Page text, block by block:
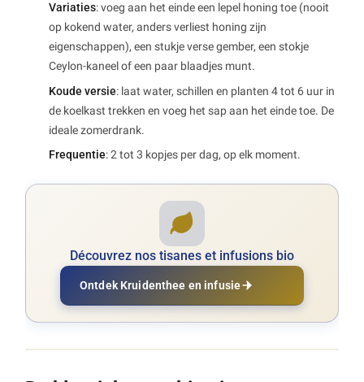
Variaties: voeg aan het einde een lepel honing toe (nooit
op kokend water, anders verliest honing zijn
eigenschappen), een stukje verse gember, een stokje
Ceylon-kaneel of een paar blaadjes munt.
Koude versie: laat water, schillen en planten 4 tot 6 uur in
de koelkast trekken en voeg het sap aan het einde toe. De
ideale zomerdrank.
Frequentie: 2 tot 3 kopjes per dag, op elk moment.
Découvrez nos tisanes et infusions bio
Ontdek Kruidenthee en infusie